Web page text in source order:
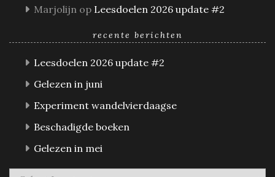
Marjolijn op Leesdoelen 2026 update #2
recente berichten
Leesdoelen 2026 update #2
Gelezen in juni
Experiment wandelvierdaagse
Beschadigde boeken
Gelezen in mei